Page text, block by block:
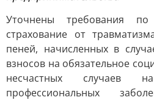
Уточнены требования
страхование от
пеней, начисленных в
взносов на обязательное
несчастных случаев
профессиональных